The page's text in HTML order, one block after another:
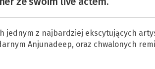
jednym z najbardziej ekscytujących
Anjunadeep, oraz chwalonych